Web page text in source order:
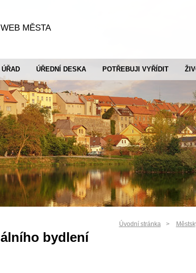
MĚSTA
ÚŘEDNÍ DESKA POTŘEBUJI VYŘÍDIT
Úvodní stránka
bydlení